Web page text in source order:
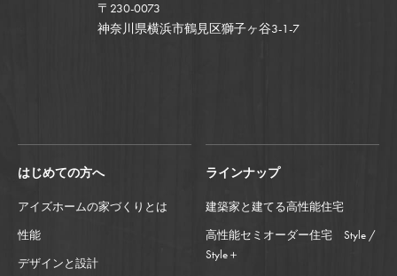
〒230-0073
神奈川県横浜市鶴見区獅子ヶ谷3-1-7
はじめての方へ
アイズホームの家づくりとは
性能
デザインと設計
ラインナップ
建築家と建てる高性能住宅
高性能セミオーダー住宅 Style /
Style＋